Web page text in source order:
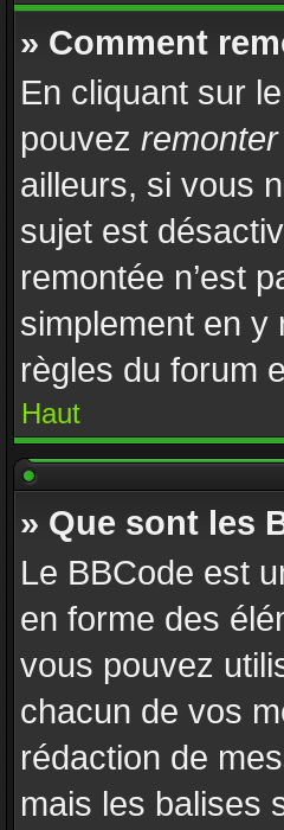
» Comment
En cliquant sur
pouvez remonter
ailleurs, si vous
sujet est
remontée n’est
simplement en y
règles du forum
Haut
» Que sont les
Le BBCode est
en forme des
vous pouvez
chacun de vos
rédaction de
mais les balises